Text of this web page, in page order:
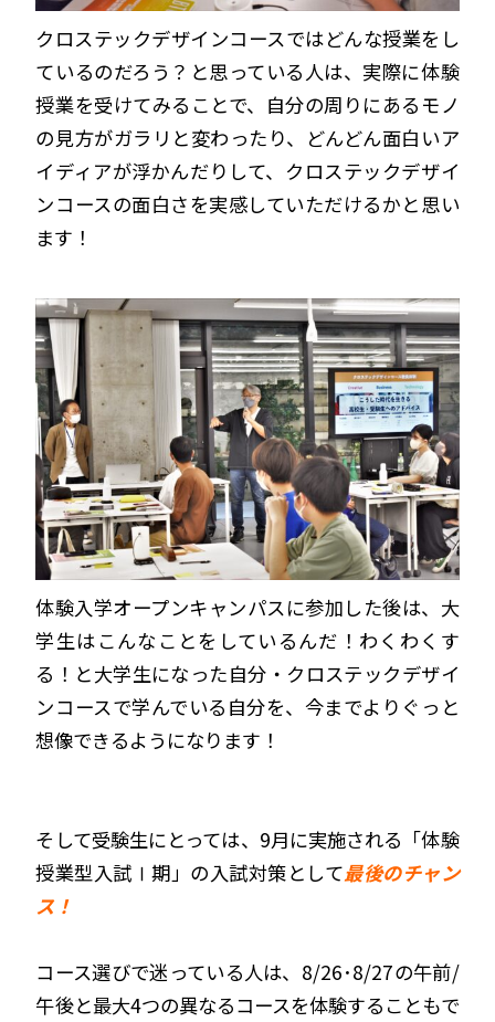
クロステックデザインコースではどんな授業をし
ているのだろう？と思っている人は、実際に体験
授業を受けてみることで、自分の周りにあるモノ
の見方がガラリと変わったり、どんどん面白いア
イディアが浮かんだりして、クロステックデザイ
ンコースの面白さを実感していただけるかと思い
ます！
体験入学オープンキャンパスに参加した後は、大
学生はこんなことをしているんだ！わくわくす
る！と大学生になった自分・クロステックデザイ
ンコースで学んでいる自分を、今までよりぐっと
想像できるようになります！
そして受験生にとっては、9月に実施される「体験
授業型入試Ⅰ期」の入試対策として最後のチャン
ス！
コース選びで迷っている人は、8/26･8/27の午前/
午後と最大4つの異なるコースを体験することもで